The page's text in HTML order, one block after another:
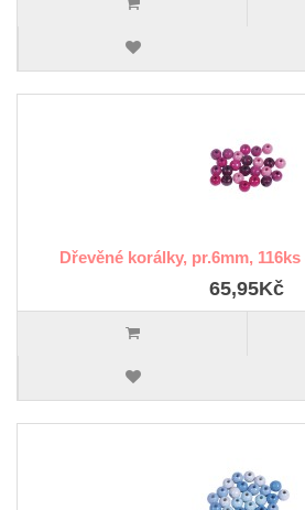
Dřevěné korálky, pr.6mm,
65,95Kč